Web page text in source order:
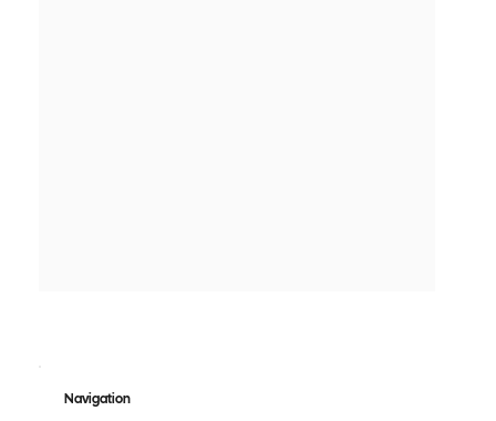
Navigation